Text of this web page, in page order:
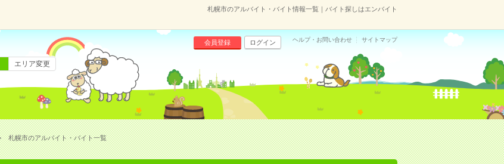
札幌市のアルバイト・バイト情報一覧｜バイト探しはエンバイト
会員登録 ログイン ヘルプ・お問い合わせ サイトマップ
エリア変更
札幌市のアルバイト・バイト一覧